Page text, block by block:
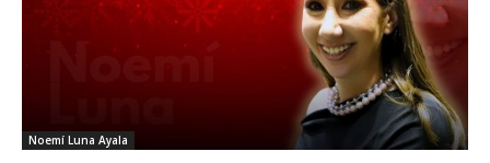
Noemí Luna Ayala